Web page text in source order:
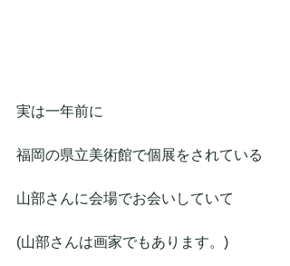
実は一年前に
福岡の県立美術館で個展をされている
山部さんに会場でお会いしていて
(山部さんは画家でもあります。)